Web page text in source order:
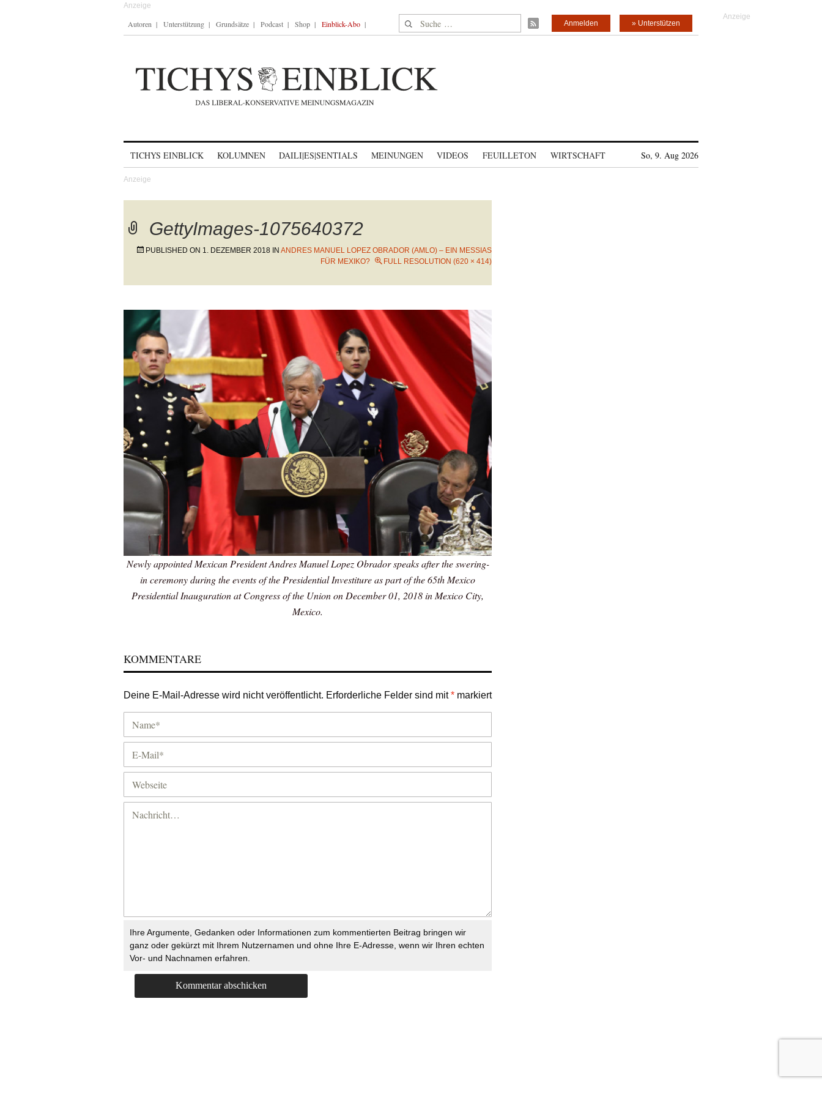
Autoren Unterstützung Grundsätze Podcast Shop Einblick-Abo Suche nach: » Unterstützen
Anmelden
TICHYS EINBLICK KOLUMNEN DAILI|ES|SENTIALS MEINUNGEN VIDEOS FEUILLETON WIRTSCHAFT So, 9. Aug 2026
GettyImages-1075640372
PUBLISHED ON 1. DEZEMBER 2018 IN ANDRES MANUEL LOPEZ OBRADOR (AMLO) – EIN MESSIAS
FÜR MEXIKO?
FULL RESOLUTION (620 × 414)
Newly appointed Mexican President Andres Manuel Lopez Obrador speaks after the swering-
in ceremony during the events of the Presidential Investiture as part of the 65th Mexico
Presidential Inauguration at Congress of the Union on December 01, 2018 in Mexico City,
Mexico.
KOMMENTARE
Deine E-Mail-Adresse wird nicht veröffentlicht. Erforderliche Felder sind mit* markiert
Ihre Argumente, Gedanken oder Informationen zum kommentierten Beitrag bringen wir
ganz oder gekürzt mit Ihrem Nutzernamen und ohne Ihre E-Adresse, wenn wir Ihren echten
Vor- und Nachnamen erfahren.